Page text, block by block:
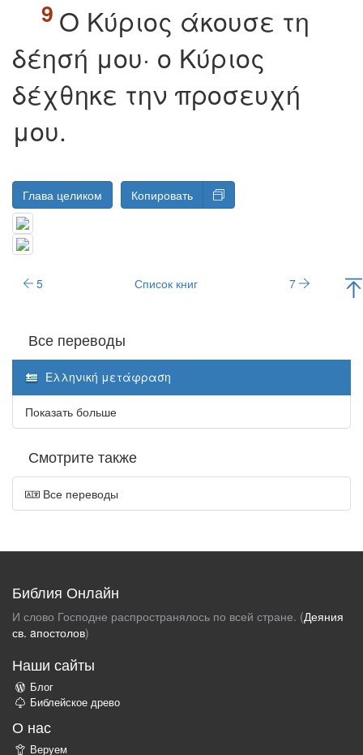
O Kύριος άκουσε τη
δέησή μου· ο Kύριος
δέχθηκε την προσευχή
μου.
Глава целиком Копировать
5 Список книг 7
Все переводы
Ελληνική μετάφραση
Показать больше
Смотрите также
Все переводы
Библия Онлайн
И слово Господне распространялось по всей стране. (Деяния
св. aпостолов)
Наши сайты
Блог
Библейское древо
О нас
Веруем